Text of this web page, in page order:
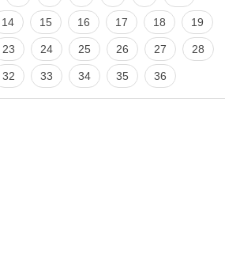
14 15 16 17 18 19
23 24 25 26 27 28
32 33 34 35 36